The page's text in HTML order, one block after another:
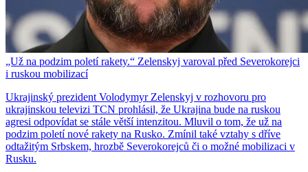
„Už na podzim poletí rakety.“ Zelenskyj varoval před Severokorejci
i ruskou mobilizací
Ukrajinský prezident Volodymyr Zelenskyj v rozhovoru pro
ukrajinskou televizi TCN prohlásil, že Ukrajina bude na ruskou
agresi odpovídat se stále větší intenzitou. Mluvil o tom, že už na
podzim poletí nové rakety na Rusko. Zmínil také vztahy s dříve
odtažitým Srbskem, hrozbě Severokorejců či o možné mobilizaci v
Rusku.